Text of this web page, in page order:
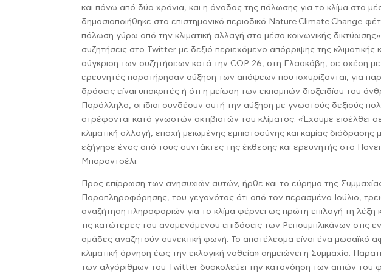
και πάνω από δύο χρόνια, και η άνοδος της πόλωσης για το κλίμα στα
δημοσιοποιήθηκε στο επιστημονικό περιοδικό Nature C limate C hange
πόλωση γύρω από την κλιματική αλλαγή στα μέσα κοινωνικής
συζητήσεις στο Twitter με δεξιό περιεχόμενο απόρριψης της κλιματικής
σύγκριση των συζητήσεων κατά την COP 26, στη Γλασκόβη, σε σχέση με
ερευνητές παρατήρησαν αύξηση των απόψεων που ισχυρίζονται, για
δράσεις είναι υποκριτές ή ότι η μείωση των εκπομπών διοξειδίου του
Παράλληλα, οι ίδιοι συνδέουν αυτή την αύξηση με γνωστούς δεξιούς
στρέφονται κατά γνωστών ακτιβιστών του κλίματος. «Έχουμε
κλιματική αλλαγή, εποχή μειωμένης εμπιστοσύνης και καμίας
εξήγησε ένας από τους συντάκτες της έκθεσης και ερευνητής στο
Μπαροντσέλι.
Προς επίρρωση των ανησυχιών αυτών, ήρθε και το εύρημα της
Παραπληροφόρησης, του γεγονότος ότι από τον περασμένο Ιούλιο,
αναζήτηση πληροφοριών για το κλίμα φέρνει ως πρώτη επιλογή τη λέξη
τις κατώτερες του αναμενόμενου επιδόσεις των Ρεπουμπλικάνων στις
ομάδες αναζητούν συνεκτική φωνή. Το αποτέλεσμα είναι ένα
κλιματική άρνηση έως την εκλογική νοθεία» σημειώνει η Συμμαχία.
των αλγόριθμων του Twitter δυσκολεύει την κατανόηση των αιτιών του